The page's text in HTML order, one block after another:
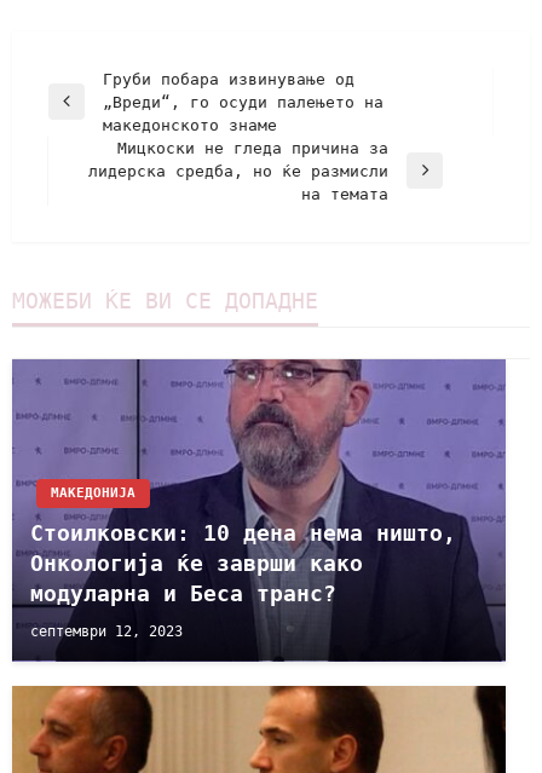
Груби побара извинување од
„Вреди“, го осуди палењето на
македонското знаме
Мицкоски не гледа причина за
лидерска средба, но ќе размисли
на темата
МОЖЕБИ ЌЕ ВИ СЕ ДОПАДНЕ
МАКЕДОНИЈА
Стоилковски: 10 дена нема ништо,
Онкологија ќе заврши како
модуларна и Беса транс?
септември 12, 2023